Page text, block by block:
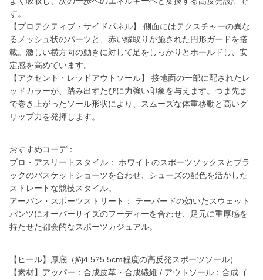
す。
【プロテクティブ・サイドパネル】 側面にはテクスチャーの異な
るメッシュ状のパーツと、赤い縁取りが施された円形ガードを搭
載。激しい横方向の動きに対して足をしっかりとホールドし、安
定感を高めています。
【アクセント・レッドアウトソール】 接地面の一部に配されたレ
ッドカラーが、踏み出すたびに力強い印象を与えます。つま先ま
で巻き上がったソール形状により、スムーズな体重移動と高いグ
リップ力を発揮します。
おすすめコーデ：
プロ・アスリートスタイル： ホワイトのスポーツソックスとブラ
ックのバスケットショーツを合わせ、シューズの配色を活かした
ストレートな競技スタイル。
アーバン・スポーツストリート： テーパードの効いたスウェット
パンツにオーバーサイズのフーディーを合わせ、足元に重厚感を
持たせた都会的なスポーツカジュアル。
【ヒール】厚底（約4.5?5.5cm程度の高反発スポーツソール）
【素材】アッパー：合成皮革・合成繊維 / アウトソール：合成ゴ